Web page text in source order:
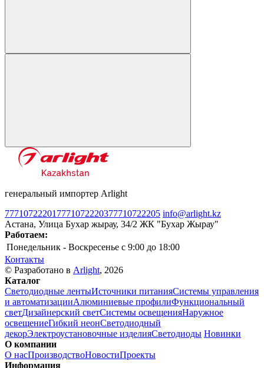
генеральный импортер Arlight
77710722201 7771072220377710722205 info@arlight.kz
Астана, Улица Бухар жырау, 34/2 ЖК "Бухар Жырау"
Работаем:
Понедельник - Воскресенье c 9:00 до 18:00
Контакты
© Разработано в Arlight, 2026
Каталог
Светодиодные лентыИсточники питанияСистемы управления
и автоматизацииАлюминиевые профилиФункциональный
светДизайнерский светСистемы освещенияНаружное
освещениеГибкий неонСветодиодный
декорЭлектроустановочные изделияСветодиоды Новинки
О компании
О насПроизводствоНовостиПроекты
Информация